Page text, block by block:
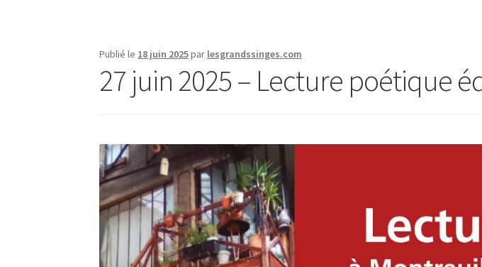
Publié le 18 juin 2025par lesgrandssinges.com
27 juin 2025 – Lecture poétique